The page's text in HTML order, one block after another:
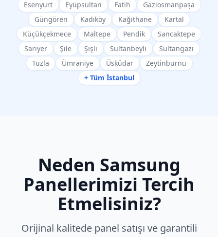
Esenyurt
Eyüpsultan Fatih
Gaziosmanpaşa
Güngören
Kadıköy Kağıthane
Kartal
Küçükçekmece
Maltepe Pendik
Sancaktepe
Sarıyer
Şile Şişli Sultanbeyli
Sultangazi
Tuzla
Ümraniye Üsküdar
Zeytinburnu
+ Tüm İstanbul
Neden Samsung
Panellerimizi Tercih
Etmelisiniz?
Orijinal kalitede panel satışı ve garantili